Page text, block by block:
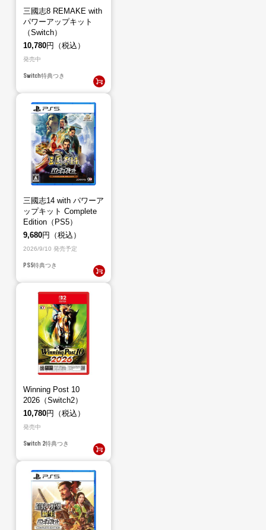
三國志8 REMAKE with
パワーアップキット
（Switch）
10,780円（税込）
発売中
Switch特典つき
三國志14 with パワーア
ップキット Complete
Edition（PS5）
9,680円（税込）
2026/9/10 発売予定
PS5特典つき
Winning Post 10
2026（Switch2）
10,780円（税込）
発売中
Switch 2特典つき